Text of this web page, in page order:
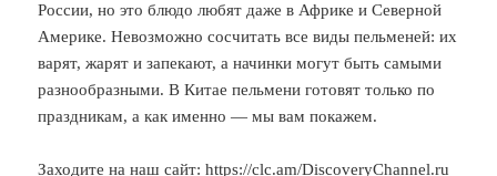
России, но это блюдо любят даже в Африке и Северной
Америке. Невозможно сосчитать все виды пельменей: их
варят, жарят и запекают, а начинки могут быть самыми
разнообразными. В Китае пельмени готовят только по
праздникам, а как именно — мы вам покажем.
Заходите на наш сайт:https://clc.am/DiscoveryChannel.ru